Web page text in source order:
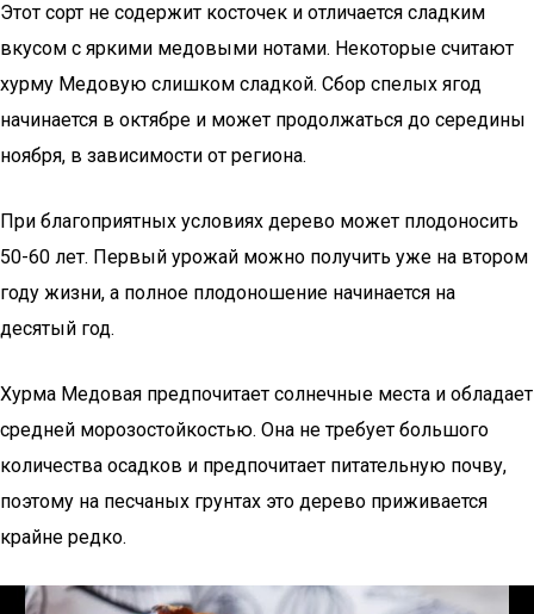
Этот сорт не содержит косточек и отличается сладким
вкусом с яркими медовыми нотами. Некоторые считают
хурму Медовую слишком сладкой. Сбор спелых ягод
начинается в октябре и может продолжаться до середины
ноября, в зависимости от региона.
При благоприятных условиях дерево может плодоносить
50-60 лет. Первый урожай можно получить уже на втором
году жизни, а полное плодоношение начинается на
десятый год.
Хурма Медовая предпочитает солнечные места и обладает
средней морозостойкостью. Она не требует большого
количества осадков и предпочитает питательную почву,
поэтому на песчаных грунтах это дерево приживается
крайне редко.